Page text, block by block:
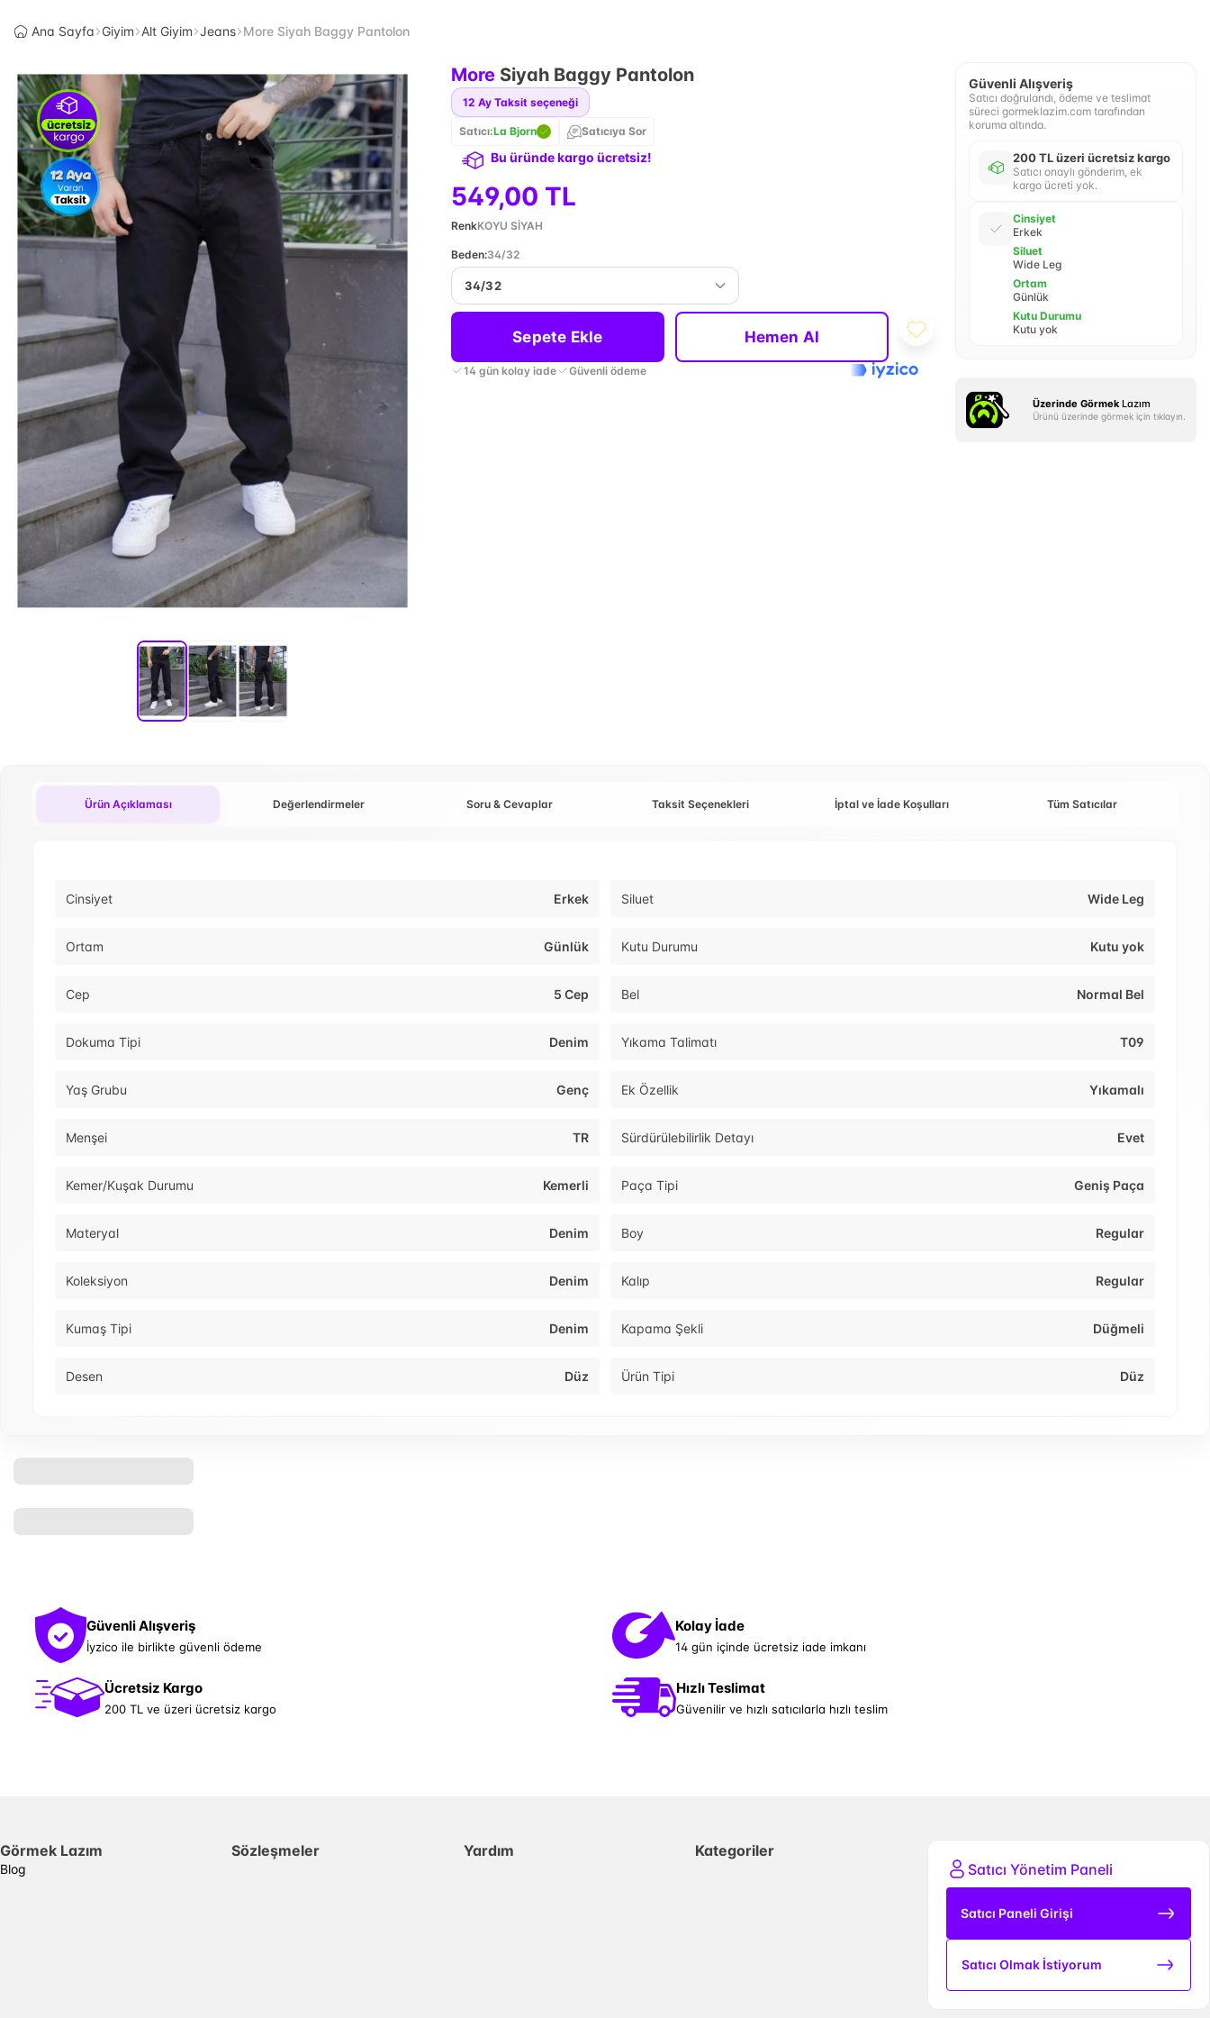
Ana Sayfa Giyim Alt Giyim Jeans More Siyah Baggy Pantolon
More Siyah Baggy Pantolon
12 Ay Taksit seçeneği
Satıcı:La Bjorn Satıcıya Sor
Bu üründe kargo ücretsiz!
549,00 TL
RenkKOYU SİYAH
Beden:34/32
34/32
Sepete Ekle Hemen Al
14 gün kolay iade Güvenli ödeme
Güvenli Alışveriş
Satıcı doğrulandı, ödeme ve teslimat
süreci gormeklazim.com tarafından
koruma altında.
200 TL üzeri ücretsiz kargo
Satıcı onaylı gönderim, ek
kargo ücreti yok.
Cinsiyet
Erkek
Siluet
Wide Leg
Ortam
Günlük
Kutu Durumu
Kutu yok
Üzerinde Görmek Lazım
Ürünü üzerinde görmek için tıklayın.
Ürün Açıklaması Değerlendirmeler Soru & Cevaplar Taksit Seçenekleri İptal ve İade Koşulları Tüm Satıcılar
Cinsiyet Erkek Siluet Wide Leg
Ortam Günlük Kutu Durumu Kutu yok
Cep 5 Cep Bel Normal Bel
Dokuma Tipi Denim Yıkama Talimatı T09
Yaş Grubu Genç Ek Özellik Yıkamalı
Menşei TR Sürdürülebilirlik Detayı Evet
Kemer/Kuşak Durumu Kemerli Paça Tipi Geniş Paça
Materyal Denim Boy Regular
Koleksiyon Denim Kalıp Regular
Kumaş Tipi Denim Kapama Şekli Düğmeli
Desen Düz Ürün Tipi Düz
Güvenli Alışveriş
İyzico ile birlikte güvenli ödeme
Kolay İade
14 gün içinde ücretsiz iade imkanı
Ücretsiz Kargo
200 TL ve üzeri ücretsiz kargo
Hızlı Teslimat
Güvenilir ve hızlı satıcılarla hızlı teslim
Görmek Lazım
Blog
Sözleşmeler Yardım
Kategoriler
Satıcı Yönetim Paneli
Satıcı Paneli Girişi
Satıcı Olmak İstiyorum